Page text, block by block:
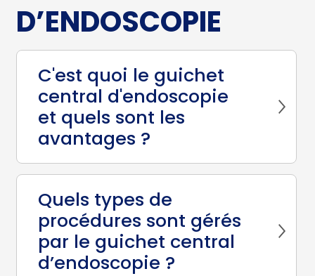
D’ENDOSCOPIE
C'est quoi le guichet
central d'endoscopie
et quels sont les
avantages ?
Quels types de
procédures sont gérés
par le guichet central
d’endoscopie ?